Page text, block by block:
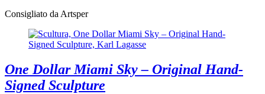
Consigliato da Artsper
One Dollar Miami Sky – Original Hand-
Signed Sculpture